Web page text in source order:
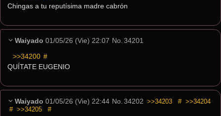
Chingas a tu reputísima madre cabrón
Waiyado 01/05/26 (Vie) 22:07 No. 34201
>>34200 #
QUÍTATE EUGENIO
Waiyado 01/05/26 (Vie) 22:44 No. 34202 >>34203 # >>34204
# >>34205 #